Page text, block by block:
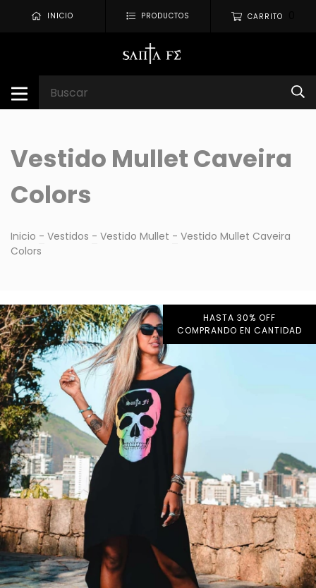
INICIO PRODUCTOS CARRITO
Vestido Mullet Caveira
Colors
Inicio - Vestidos - Vestido Mullet - Vestido Mullet Caveira
Colors
HASTA 30% OFF
COMPRANDO EN CANTIDAD